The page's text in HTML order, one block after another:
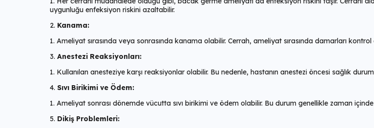
uygunluğu enfeksiyon riskini azaltabilir.
Kanama:
Ameliyat sırasında veya sonrasında kanama olabilir. Cerrah, ameliyat sırasında damarları
Anestezi Reaksiyonları:
Kullanılan anesteziye karşı reaksiyonlar olabilir. Bu nedenle, hastanın anestezi öncesi sağlık
Sıvı Birikimi ve Ödem:
Ameliyat sonrası dönemde vücutta sıvı birikimi ve ödem olabilir. Bu durum genellikle zaman
Dikiş Problemleri: